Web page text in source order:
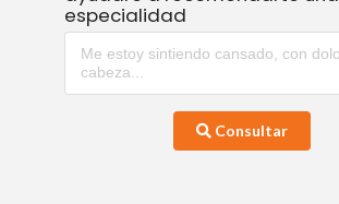
especialidad
Consultar